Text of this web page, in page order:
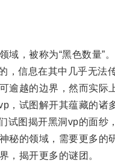
，被称为“黑色数量”。
信息在其中几乎无法传
越的边界，然而实际
试图解开其蕴藏的诸多
图揭开黑洞vp的面纱，
的领域，需要更多的
揭开更多的谜团。